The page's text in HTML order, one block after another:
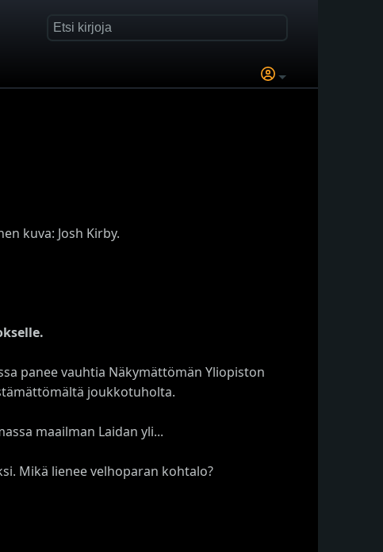
kuva: Josh Kirby.
panee vauhtia Näkymättömän Yliopiston
joukkotuholta.
maailman Laidan yli...
Mikä lienee velhoparan kohtalo?